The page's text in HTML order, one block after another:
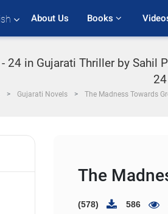
About Us Books
24 in Gujarati Thriller by
24
Gujarati Novels The Madness Towards
The
(578) 586